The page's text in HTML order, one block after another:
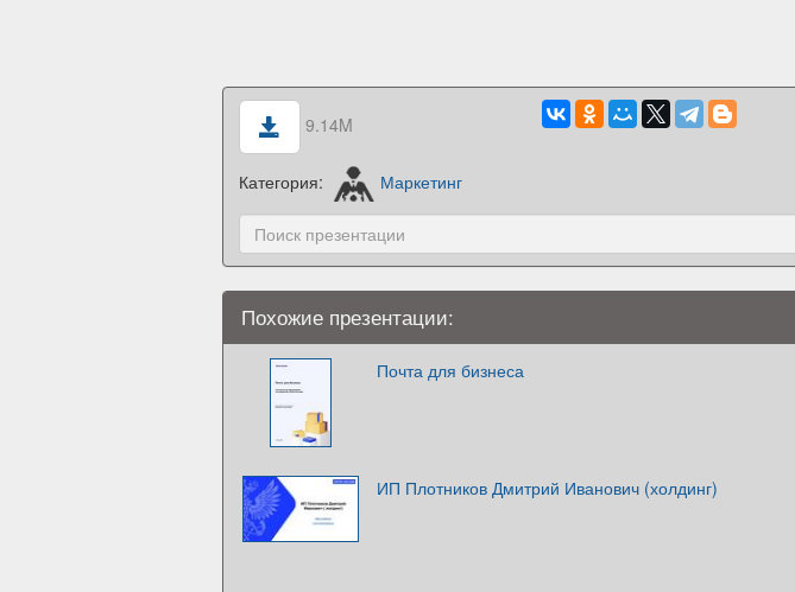
9.14M
Категория: Маркетинг
Похожие презентации:
Почта для бизнеса
ИП Плотников Дмитрий Иванович (холдинг)